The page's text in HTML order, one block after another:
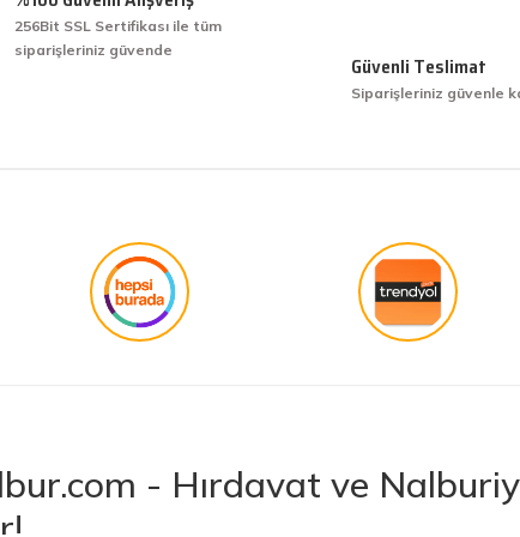
hakkıyla yapmak diye buna derim.
256Bit SSL Sertifikası ile tüm
siparişleriniz güvende
Güvenli Teslimat
Siparişleriniz güvenle
- Hırdavat ve